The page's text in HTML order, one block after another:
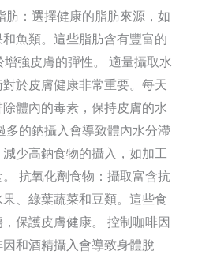
：選擇健康的脂肪來源，如
魚類。這些脂肪含有豐富的
強皮膚的彈性。 適量攝取水
於皮膚健康非常重要。每天
體內的毒素，保持皮膚的水
多的鈉攝入會導致體內水分滯
少高鈉食物的攝入，如加工
抗氧化劑食物：攝取富含抗
、綠葉蔬菜和豆類。這些食
保護皮膚健康。 控制咖啡因
和酒精攝入會導致身體脫